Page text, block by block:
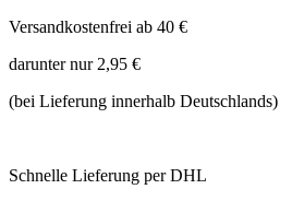
Versandkostenfrei ab 40 €
darunter nur 2,95 €
(bei Lieferung innerhalb Deutschlands)
Schnelle Lieferung per DHL